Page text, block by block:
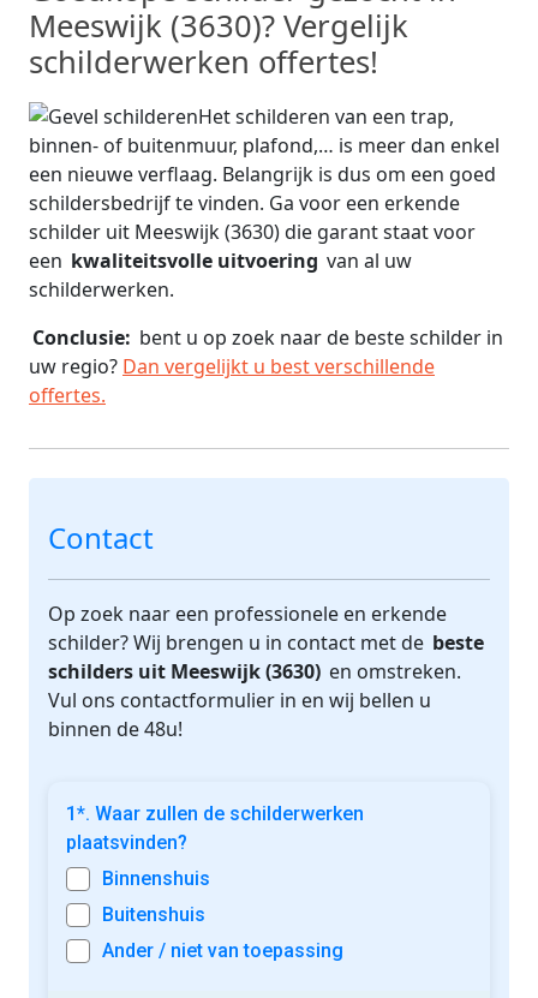
Meeswijk (3630)? Vergelijk
schilderwerken offertes!
Het schilderen van een trap,
binnen- of buitenmuur, plafond,… is meer dan enkel
een nieuwe verflaag. Belangrijk is dus om een goed
schildersbedrijf te vinden. Ga voor een erkende
schilder uit Meeswijk (3630) die garant staat voor
een kwaliteitsvolle uitvoering van al uw
schilderwerken.
Conclusie: bent u op zoek naar de beste schilder in
uw regio? Dan vergelijkt u best verschillende
offertes.
Contact
Op zoek naar een professionele en erkende
schilder? Wij brengen u in contact met de beste
schilders uit Meeswijk (3630) en omstreken.
Vul ons contactformulier in en wij bellen u
binnen de 48u!
1*. Waar zullen de schilderwerken
plaatsvinden?
Binnenshuis
Buitenshuis
Ander / niet van toepassing